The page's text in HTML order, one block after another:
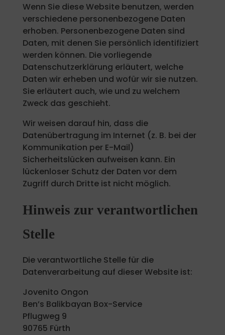
Wenn Sie diese Website benutzen, werden
verschiedene personenbezogene Daten
erhoben. Personenbezogene Daten sind
Daten, mit denen Sie persönlich identifiziert
werden können. Die vorliegende
Datenschutzerklärung erläutert, welche
Daten wir erheben und wofür wir sie nutzen.
Sie erläutert auch, wie und zu welchem
Zweck das geschieht.
Wir weisen darauf hin, dass die
Datenübertragung im Internet (z. B. bei der
Kommunikation per E-Mail)
Sicherheitslücken aufweisen kann. Ein
lückenloser Schutz der Daten vor dem
Zugriff durch Dritte ist nicht möglich.
Hinweis zur verantwortlichen
Stelle
Die verantwortliche Stelle für die
Datenverarbeitung auf dieser Website ist:
Jovenito Ongon
Ben’s Balikbayan Box-Service
Pflugweg 9
90765 Fürth